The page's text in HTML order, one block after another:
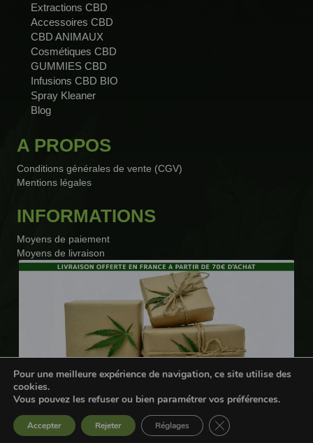
Extractions CBD
Accessoires CBD
CBD ANIMAUX
Cosmétiques CBD
GUMMIES CBD
Infusions CBD BIO
Spray Kleaner
Blog
Livraison offerte en France à partir de 70€ d'achat* !!!
A PROPOS
Conditions générales de vente (CGV)
Mentions légales
INFORMATIONS
Moyens de paiement
Moyens de livraison
Webdesigner freelance
Pour une meilleure expérience de navigation, ce site utilise des
cookies.
Vous pouvez les refuser ou bien paramétrer vos préférences.
Accepter Rejeter Réglages Fermer la bannière